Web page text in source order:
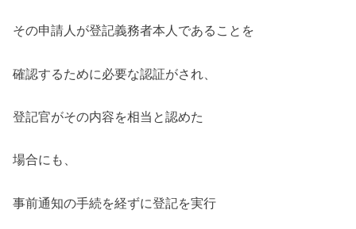
その申請人が登記義務者本人であることを
確認するために必要な認証がされ、
登記官がその内容を相当と認めた
場合にも、
事前通知の手続を経ずに登記を実行